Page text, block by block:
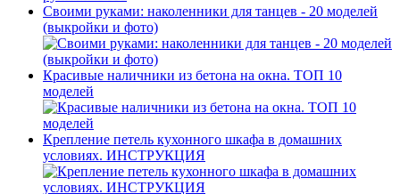
Своими руками: наколенники для танцев - 20 моделей
(выкройки и фото)
Красивые наличники из бетона на окна. ТОП 10
моделей
Крепление петель кухонного шкафа в домашних
условиях. ИНСТРУКЦИЯ